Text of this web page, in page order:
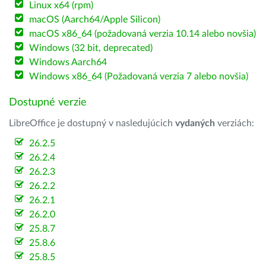
Linux x64 (rpm)
macOS (Aarch64/Apple Silicon)
macOS x86_64 (požadovaná verzia 10.14 alebo novšia)
Windows (32 bit, deprecated)
Windows Aarch64
Windows x86_64 (Požadovaná verzia 7 alebo novšia)
Dostupné verzie
LibreOffice je dostupný v nasledujúcich vydaných verziách:
26.2.5
26.2.4
26.2.3
26.2.2
26.2.1
26.2.0
25.8.7
25.8.6
25.8.5